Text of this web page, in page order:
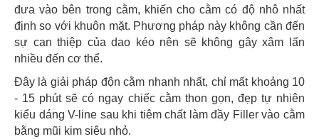
đưa vào bên trong cằm, khiến cho cằm có độ nhô nhất
định so với khuôn mặt. Phương pháp này không cần đến
sự can thiệp của dao kéo nên sẽ không gây xâm lấn
nhiều đến cơ thể.
Đây là giải pháp độn cằm nhanh nhất, chỉ mất khoảng 10
- 15 phút sẽ có ngay chiếc cằm thon gọn, đẹp tự nhiên
kiểu dáng V-line sau khi tiêm chất làm đầy Filler vào cằm
bằng mũi kim siêu nhỏ.